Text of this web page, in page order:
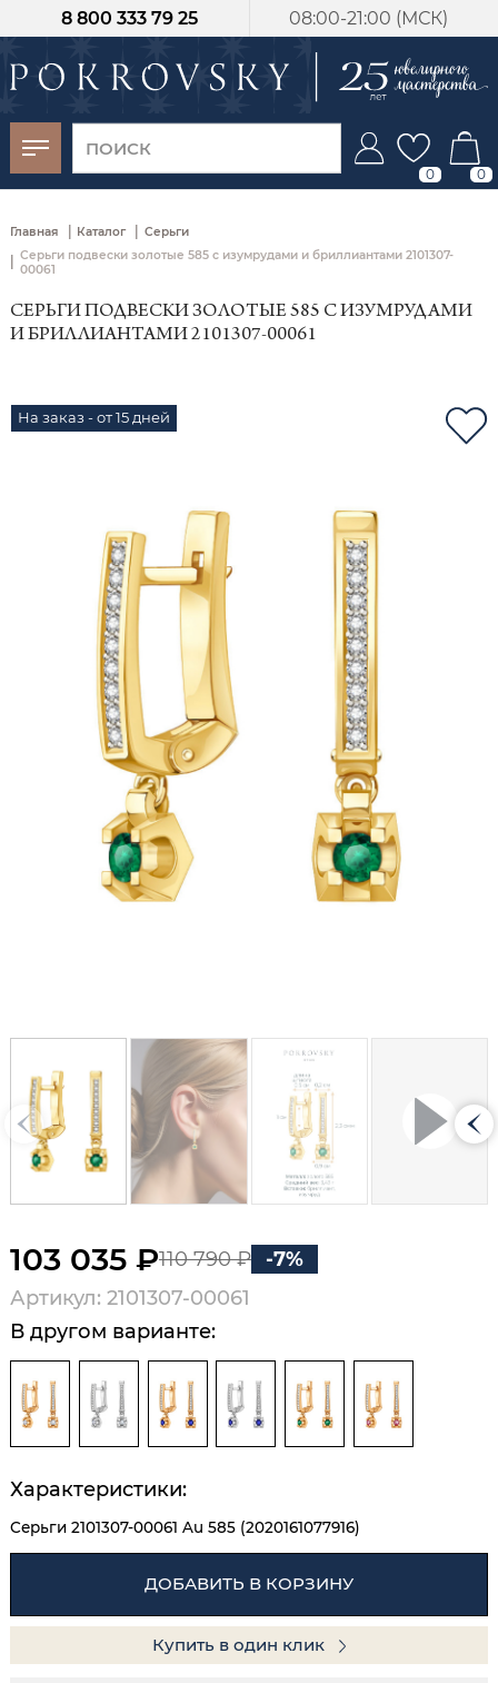
08:00-21:00 (МСК)
8 800 333 79 25
0 0
Главная | Каталог | Серьги
Серьги подвески золотые 585 с изумрудами и бриллиантами 2101307-
00061
СЕРЬГИ ПОДВЕСКИ ЗОЛОТЫЕ 585 С ИЗУМРУДАМИ
И БРИЛЛИАНТАМИ 2101307-00061
На заказ - от 15 дней
103 035 ₽110 790 ₽
-7%
Артикул: 2101307-00061
В другом варианте:
Характеристики:
Серьги 2101307-00061 Au 585 (2020161077916)
ДОБАВИТЬ В КОРЗИНУ
Купить в один клик
-30%
от 15 дней с
момента оплаты